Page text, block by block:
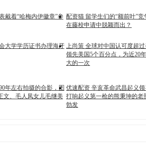
戴着“哈梅内伊徽章”参 配资猫 留学生们的“额前叶”
在藤校申请中脱颖而出？
大学学历证书办理海牙 上尚策 全球对中国认可度超
领先美国5个百分点，为近20
大的一次
年左右拍摄的合影，图
文、毛人凤女儿毛继美
优速配资 辛亥革命武昌起义
打响起义第一枪的熊秉坤的老
勃发